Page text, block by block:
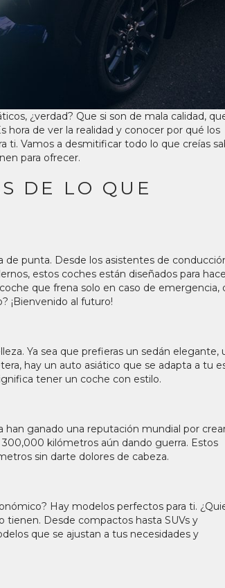
¿verdad? Que si son de mala calidad,
hora de ver la realidad y conocer por qué los
ti. Vamos a desmitificar todo lo que creías
para ofrecer.
DE LO QUE
de punta. Desde los asistentes de
estos coches están diseñados para
que frena solo en caso de emergencia,
¡Bienvenido al futuro!
Ya sea que prefieras un sedán elegante,
hay un auto asiático que se adapta a tu
tener un coche con estilo.
han ganado una reputación mundial por
kilómetros aún dando guerra. Estos
sin darte dolores de cabeza.
Hay modelos perfectos para ti.
tienen. Desde compactos hasta SUVs y
que se ajustan a tus necesidades y